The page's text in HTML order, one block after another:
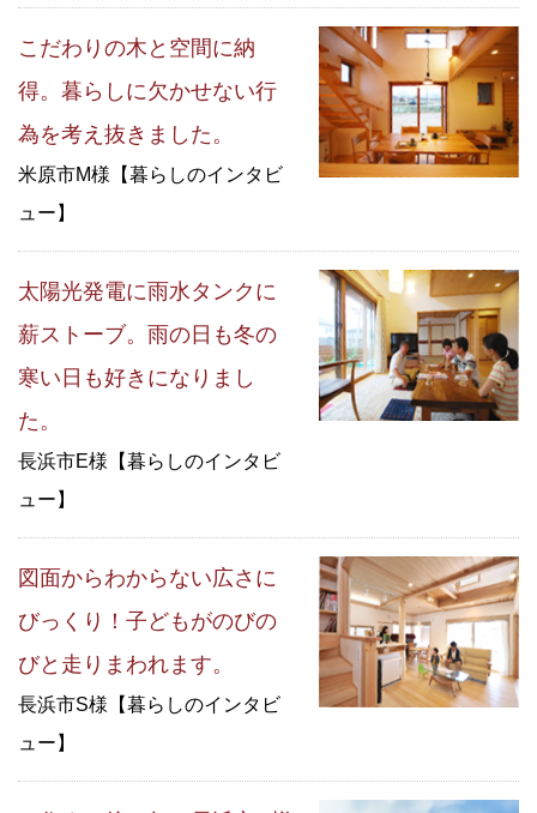
こだわりの木と空間に納
得。暮らしに欠かせない行
為を考え抜きました。
米原市M様【暮らしのインタビ
ュー】
太陽光発電に雨水タンクに
薪ストーブ。雨の日も冬の
寒い日も好きになりまし
た。
長浜市E様【暮らしのインタビ
ュー】
図面からわからない広さに
びっくり！子どもがのびの
びと走りまわれます。
長浜市S様【暮らしのインタビ
ュー】